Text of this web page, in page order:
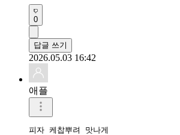
0
답글 쓰기
2026.05.03 16:42
애플
피자 케찹뿌려 맛나게